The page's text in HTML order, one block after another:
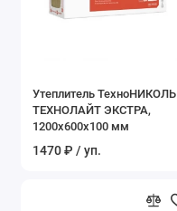
Утеплитель ТехноНИКОЛЬ
ТЕХНОЛАЙТ ЭКСТРА,
1200x600x100 мм
1470 ₽ / уп.